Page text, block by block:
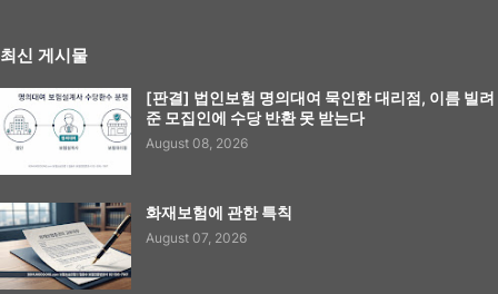
최신 게시물
[판결] 법인보험 명의대여 묵인한 대리점, 이름 빌려
준 모집인에 수당 반환 못 받는다
August 08, 2026
화재보험에 관한 특칙
August 07, 2026